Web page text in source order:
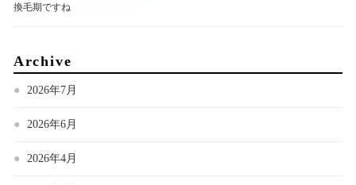
換毛期ですね
Archive
2026年7月
2026年6月
2026年4月